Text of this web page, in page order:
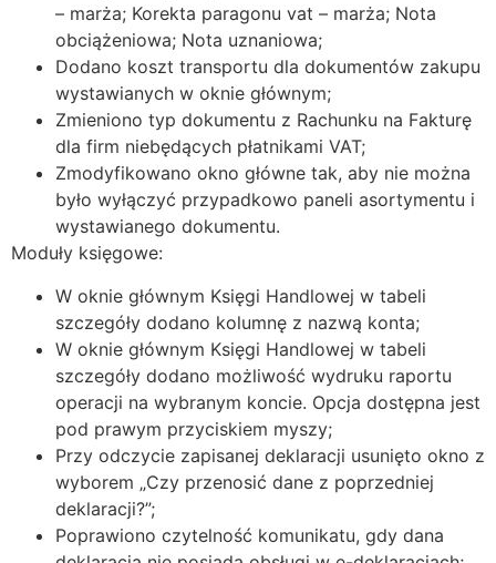
– marża; Korekta paragonu vat – marża; Nota
obciążeniowa; Nota uznaniowa;
Dodano koszt transportu dla dokumentów zakupu
wystawianych w oknie głównym;
Zmieniono typ dokumentu z Rachunku na Fakturę
dla firm niebędących płatnikami VAT;
Zmodyfikowano okno główne tak, aby nie można
było wyłączyć przypadkowo paneli asortymentu i
wystawianego dokumentu.
Moduły księgowe:
W oknie głównym Księgi Handlowej w tabeli
szczegóły dodano kolumnę z nazwą konta;
W oknie głównym Księgi Handlowej w tabeli
szczegóły dodano możliwość wydruku raportu
operacji na wybranym koncie. Opcja dostępna jest
pod prawym przyciskiem myszy;
Przy odczycie zapisanej deklaracji usunięto okno z
wyborem „Czy przenosić dane z poprzedniej
deklaracji?”;
Poprawiono czytelność komunikatu, gdy dana